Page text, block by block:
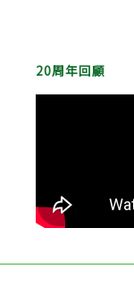
20周年回顧